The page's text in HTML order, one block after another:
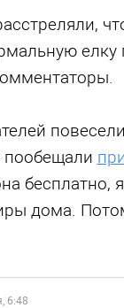
елку
пообещали
дома.
6:48